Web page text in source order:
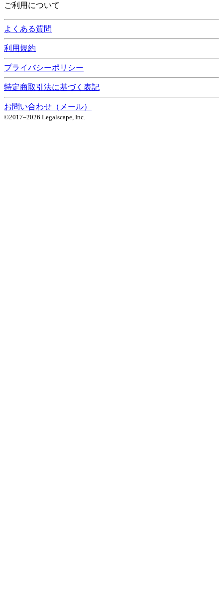
ご利用について
よくある質問
利用規約
プライバシーポリシー
特定商取引法に基づく表記
お問い合わせ（メール）
©2017–2026 Legalscape, Inc.